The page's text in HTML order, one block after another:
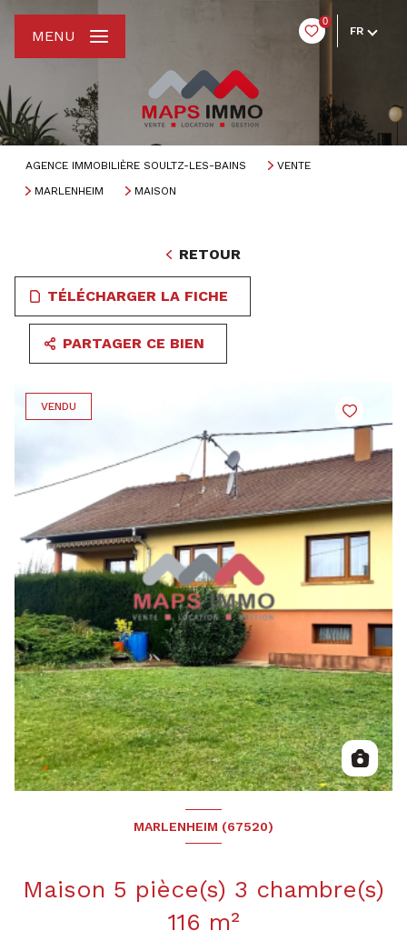
0
FR
MENU
AGENCE IMMOBILIÈRE SOULTZ-LES-BAINS
VENTE
MARLENHEIM
MAISON
RETOUR
TÉLÉCHARGER LA FICHE
PARTAGER CE BIEN
VENDU
MARLENHEIM (67520)
Maison 5 pièce(s) 3 chambre(s)
116 m²